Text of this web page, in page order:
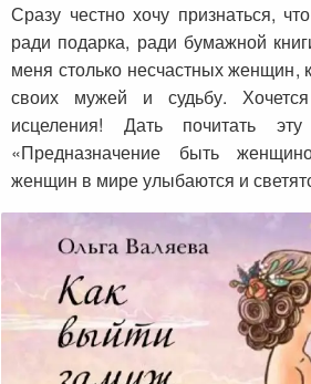
Сразу честно хочу признаться,
ради подарка, ради бумажной
меня столько несчастных женщин,
своих мужей и судьбу.
исцеления! Дать почитать
«Предназначение быть
женщин в мире улыбаются и